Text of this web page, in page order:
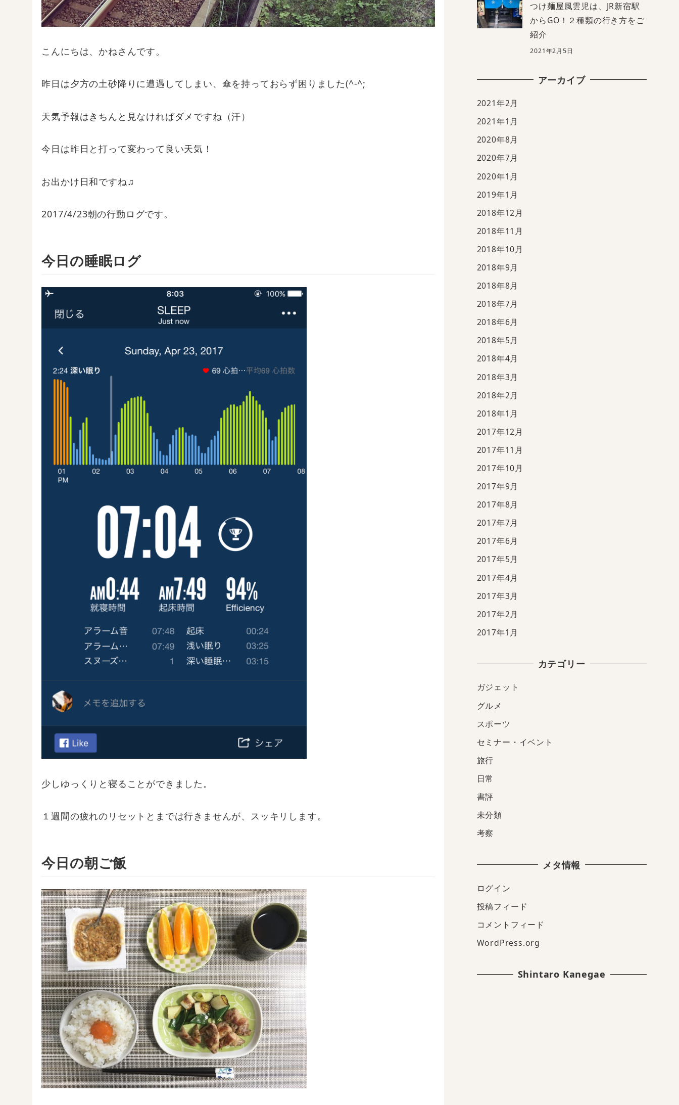
こんにちは、かねさんです。
昨日は夕方の土砂降りに遭遇してしまい、傘を持っておらず困りました(^-^;
天気予報はきちんと見なければダメですね（汗）
今日は昨日と打って変わって良い天気！
お出かけ日和ですね♫
2017/4/23朝の行動ログです。
今日の睡眠ログ
少しゆっくりと寝ることができました。
１週間の疲れのリセットとまでは行きませんが、スッキリします。
今日の朝ご飯
つけ麺屋風雲児は、JR新宿駅
からGO！２種類の行き方をご
紹介
2021年2月5日
アーカイブ
2021年2月
2021年1月
2020年8月
2020年7月
2020年1月
2019年1月
2018年12月
2018年11月
2018年10月
2018年9月
2018年8月
2018年7月
2018年6月
2018年5月
2018年4月
2018年3月
2018年2月
2018年1月
2017年12月
2017年11月
2017年10月
2017年9月
2017年8月
2017年7月
2017年6月
2017年5月
2017年4月
2017年3月
2017年2月
2017年1月
カテゴリー
ガジェット
グルメ
スポーツ
セミナー・イベント
旅行
日常
書評
未分類
考察
メタ情報
ログイン
投稿フィード
コメントフィード
WordPress.org
Shintaro Kanegae